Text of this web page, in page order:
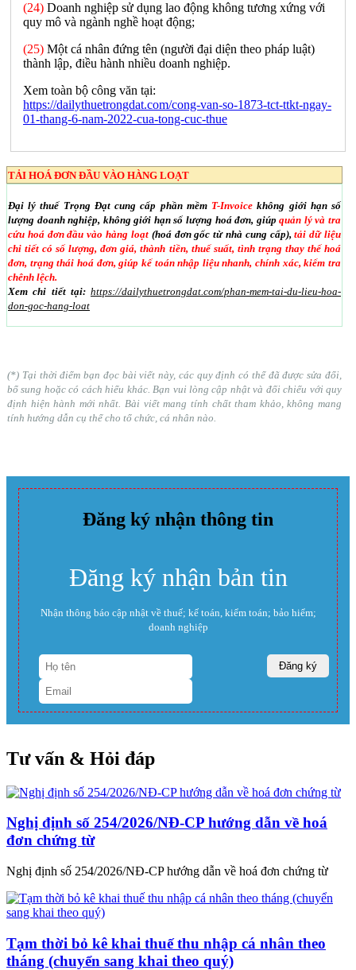
(24) Doanh nghiệp sử dụng lao động không tương xứng với
quy mô và ngành nghề hoạt động;
(25) Một cá nhân đứng tên (người đại diện theo pháp luật)
thành lập, điều hành nhiều doanh nghiệp.
Xem toàn bộ công văn tại:
https://dailythuetrongdat.com/cong-van-so-1873-tct-ttkt-ngay-
01-thang-6-nam-2022-cua-tong-cuc-thue
TẢI HOÁ ĐƠN ĐẦU VÀO HÀNG LOẠT
Đại lý thuế Trọng Đạt cung cấp phần mềm T-Invoice không giới hạn số
lượng doanh nghiệp, không giới hạn số lượng hoá đơn, giúpquản lý và tra
cứu hoá đơn đầu vào hàng loạt(hoá đơn gốc từ nhà cung cấp),tải dữ liệu
chi tiết có số lượng, đơn giá, thành tiền, thuế suất, tình trạng thay thế hoá
đơn, trạng thái hoá đơn, giúp kế toán nhập liệu nhanh, chính xác, kiểm tra
chênh lệch.
Xem chi tiết tại: https://dailythuetrongdat.com/phan-mem-tai-du-lieu-hoa-
don-goc-hang-loat
(*) Tại thời điểm bạn đọc bài viết này, các quy định có thể đã được sửa đổi,
bổ sung hoặc có cách hiểu khác. Bạn vui lòng cập nhật và đối chiếu với quy
định hiện hành mới nhất. Bài viết mang tính chất tham khảo, không mang
tính hướng dẫn cụ thể cho tổ chức, cá nhân nào.
Đăng ký nhận thông tin
Đăng ký nhận bản tin
Nhận thông báo cập nhật về thuế; kế toán, kiểm toán; bảo hiểm;
doanh nghiệp
Tư vấn & Hỏi đáp
Nghị định số 254/2026/NĐ-CP hướng dẫn về hoá
đơn chứng từ
Nghị định số 254/2026/NĐ-CP hướng dẫn về hoá đơn chứng từ
Tạm thời bỏ kê khai thuế thu nhập cá nhân theo
tháng (chuyển sang khai theo quý)